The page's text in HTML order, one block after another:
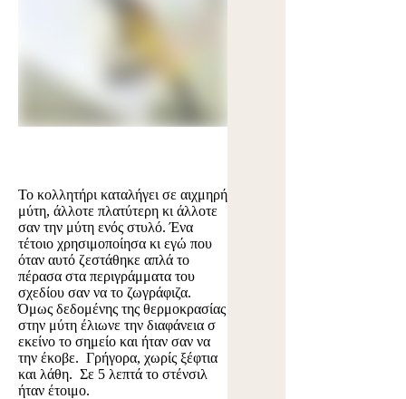
Το κολλητήρι καταλήγει σε αιχμηρή
μύτη, άλλοτε πλατύτερη κι άλλοτε
σαν την μύτη ενός στυλό. Ένα
τέτοιο χρησιμοποίησα κι εγώ που
όταν αυτό ζεστάθηκε απλά το
πέρασα στα περιγράμματα του
σχεδίου σαν να το ζωγράφιζα.
Όμως δεδομένης της θερμοκρασίας
στην μύτη έλιωνε την διαφάνεια σ
εκείνο το σημείο και ήταν σαν να
την έκοβε. Γρήγορα, χωρίς ξέφτια
και λάθη. Σε 5 λεπτά το στένσιλ
ήταν έτοιμο.